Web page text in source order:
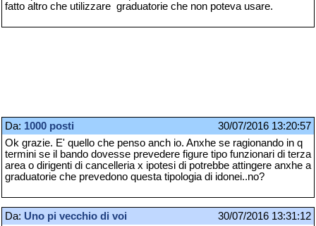
fatto altro che utilizzare graduatorie che non poteva usare.
Da: 1000 posti
30/07/2016 13:20:57
Ok grazie. E' quello che penso anch io. Anxhe se ragionando in q
termini se il bando dovesse prevedere figure tipo funzionari di terza
area o dirigenti di cancelleria x ipotesi di potrebbe attingere anxhe a
graduatorie che prevedono questa tipologia di idonei..no?
Da: Uno pi vecchio di voi
30/07/2016 13:31:12